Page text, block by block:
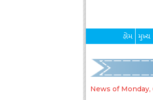
હોમ મુખ્ય
News of